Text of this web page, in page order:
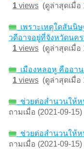
1views(ดูล่าสุดเมื่อ
เพราะเหตุใดสันนิ
วดีอาจอยู่ที่จังหวัดนค
1views(ดูล่าสุดเมื่อ
เมืองหลอหู คืออาน
1views(ดูล่าสุดเมื่อ
ช่วยต่อสำนวนให้ห
ถามเมื่อ (2021-09-15)
ช่วยต่อสำนวนให้ห
ถามเมื่อ (2021-09-15)